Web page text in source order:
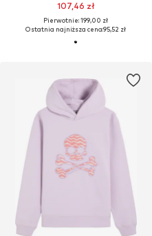
107,46 zł
Pierwotnie: 199,00 zł
Ostatnia najniższa cena:95,52 zł